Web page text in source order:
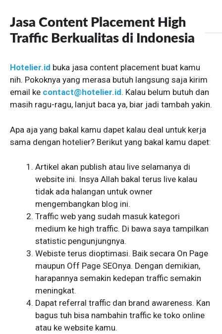
Jasa Content Placement High
Traffic Berkualitas di Indonesia
Hotelier.id buka jasa content placement buat kamu
nih. Pokoknya yang merasa butuh langsung saja kirim
email ke contact@hotelier.id. Kalau belum butuh dan
masih ragu-ragu, lanjut baca ya, biar jadi tambah yakin.
Apa aja yang bakal kamu dapet kalau deal untuk kerja
sama dengan hotelier? Berikut yang bakal kamu dapet:
Artikel akan publish atau live selamanya di
website ini. Insya Allah bakal terus live kalau
tidak ada halangan untuk owner
mengembangkan blog ini.
Traffic web yang sudah masuk kategori
medium ke high traffic. Di bawa saya tampilkan
statistic pengunjungnya.
Webiste terus dioptimasi. Baik secara On Page
maupun Off Page SEOnya. Dengan demikian,
harapannya semakin kedepan traffic semakin
meningkat.
Dapat referral traffic dan brand awareness. Kan
bagus tuh bisa nambahin traffic ke toko online
atau ke website kamu.